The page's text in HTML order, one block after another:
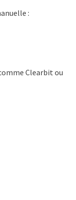
:
Clearbit ou